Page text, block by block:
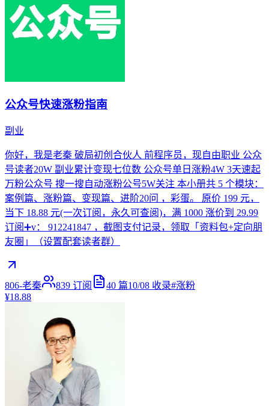
公众号快速涨粉指南
副业
你好，我是老秦 破局初创合伙人 前程序员，现自由职业 公众
号读者20W 副业累计变现七位数 公众号单日涨粉4W 3天速起
万粉公众号 搜一搜自动涨粉公号5W关注 本小册共 5 个模块：
案例篇、涨粉篇、变现篇、进阶20问 ，彩蛋。 原价 199 元，
当下 18.88 元(一次订阅，永久可查阅)，满 1000 涨价到 29.99
订阅➕v： 912241847 ，截图支付记录，领取「资料包+定向朋
友圈」（设置配套读者群）
806-老秦 839 订阅 40 篇10/08 收录#涨粉
¥18.88